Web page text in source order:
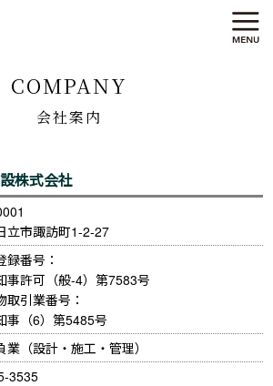
COMPANY
会社案内
株式会社
立市諏訪町1-2-27
録番号：
事許可（般-4）第7583号
取引業番号：
事（6）第5485号
業（設計・施工・管理）
3535